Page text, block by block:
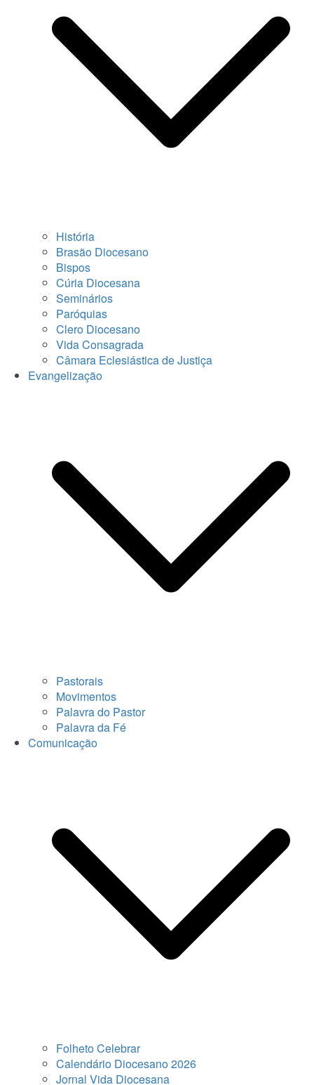
História
Brasão Diocesano
Bispos
Cúria Diocesana
Seminários
Paróquias
Clero Diocesano
Vida Consagrada
Câmara Eclesiástica de Justiça
Evangelização
Pastorais
Movimentos
Palavra do Pastor
Palavra da Fé
Comunicação
Folheto Celebrar
Calendário Diocesano 2026
Jornal Vida Diocesana